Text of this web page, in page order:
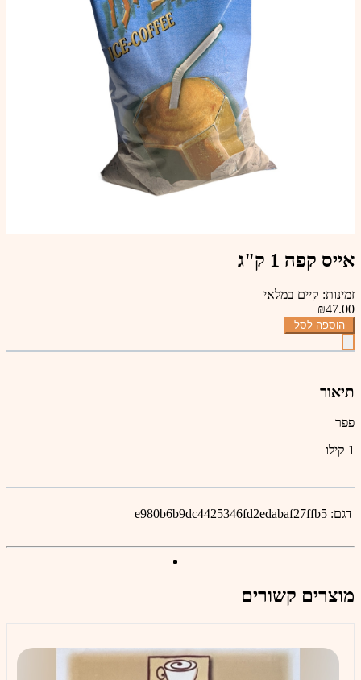
אייס קפה 1 ק"ג
זמינות: קיים במלאי
₪47.00
הוספה לסל
תיאור
פפר
1 קילו
דגם: e980b6b9dc4425346fd2edabaf27ffb5
מוצרים קשורים